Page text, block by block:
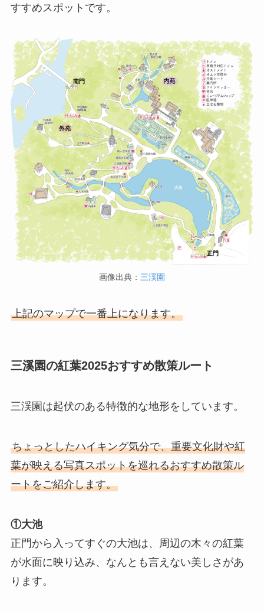
すすめスポットです。
画像出典： 三渓園
上記のマップで一番上になります。
三溪園の紅葉2025おすすめ散策ルート
三渓園は起伏のある特徴的な地形をしています。
ちょっとしたハイキング気分で、重要文化財や紅
葉が映える写真スポットを巡れるおすすめ散策ル
ートをご紹介します。
①大池
正門から入ってすぐの大池は、周辺の木々の紅葉
が水面に映り込み、なんとも言えない美しさがあ
ります。